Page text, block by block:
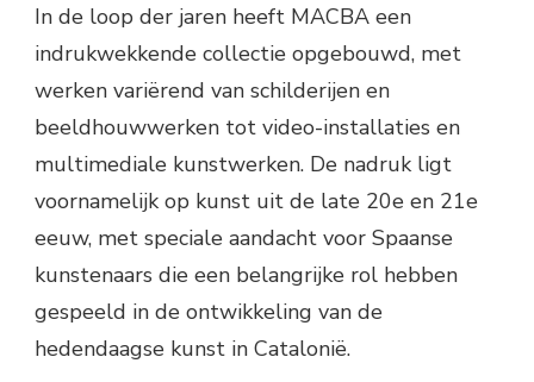
In de loop der jaren heeft MACBA een
indrukwekkende collectie opgebouwd, met
werken variërend van schilderijen en
beeldhouwwerken tot video-installaties en
multimediale kunstwerken. De nadruk ligt
voornamelijk op kunst uit de late 20e en 21e
eeuw, met speciale aandacht voor Spaanse
kunstenaars die een belangrijke rol hebben
gespeeld in de ontwikkeling van de
hedendaagse kunst in Catalonië.